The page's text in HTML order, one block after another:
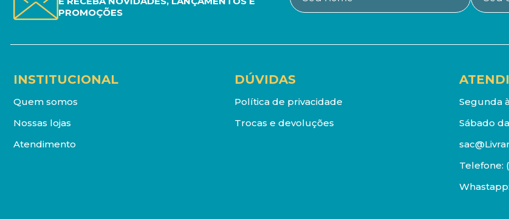
PROMOÇÕES
INSTITUCIONAL
Quem somos
Nossas lojas
Atendimento
DÚVIDAS
Política de privacidade
Trocas e devoluções
Segunda
Sábado
Telefone:
Whastapp: